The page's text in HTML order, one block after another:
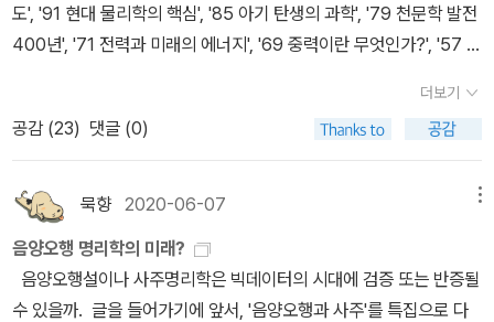
도', '91 현대 물리학의 핵심', '85 아기 탄생의 과학', '79 천문학 발전
400년', '71 전력과 미래의 에너지', '69 중력이란 무엇인가?', '57 자
가?', '45 지구: 우주에 떠 있는 기적의 행성', '44 초신성과 블랙홀',
'43 진공과 인플레이션 우주론', '34 확률의 세계', '30 지구의 과학',
'28 차원이란 무엇인가?', '26 지구 온난화', '4 천문학계가 주목하는
75 은하 68 항성', '3 인체 21세기 해부학', '2 누구나 이해할 수 있는
양자론' 등 eBook이 남아 있는 것이 없지 않다. 개정판도 꾸준히 나
오고 있는 편이다. 최근에는 중고등학교 수학, 과학 시리즈가 나왔
다.
더보기
공감 (23) 댓글 (0)
묵향2020-06-07
음양오행 명리학의 미래?
음양오행설이나 사주명리학은 빅데이터의 시대에 검증 또는 반증될
수 있을까. 글을 들어가기에 앞서, '음양오행과 사주'를 특집으로 다